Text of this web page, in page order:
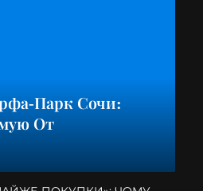
Парк Сочи:
От